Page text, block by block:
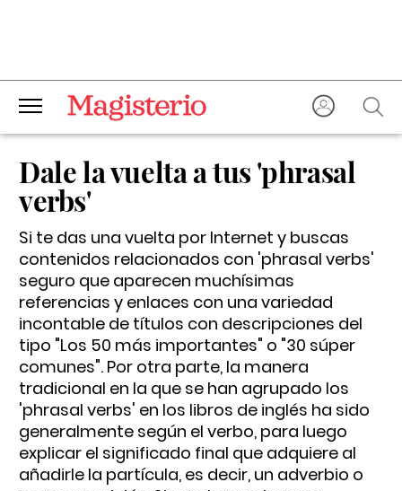
Dale la vuelta a tus 'phrasal
verbs'
Si te das una vuelta por Internet y buscas
contenidos relacionados con 'phrasal verbs'
seguro que aparecen muchísimas
referencias y enlaces con una variedad
incontable de títulos con descripciones del
tipo "Los 50 más importantes" o "30 súper
comunes". Por otra parte, la manera
tradicional en la que se han agrupado los
'phrasal verbs' en los libros de inglés ha sido
generalmente según el verbo, para luego
explicar el significado final que adquiere al
añadirle la partícula, es decir, un adverbio o